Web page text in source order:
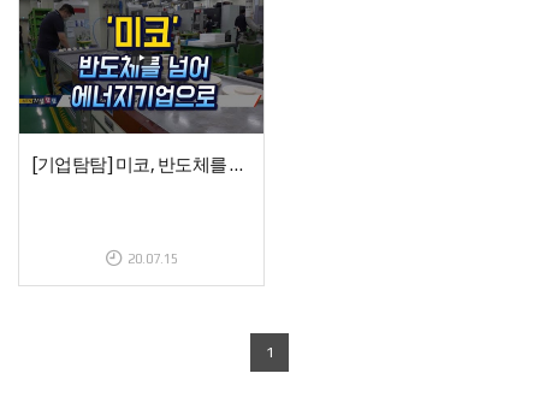
[기업탐탐] 미코, 반도체를 넘어 에너지 기업으로 / (증시, 증권)
20.07.15
1